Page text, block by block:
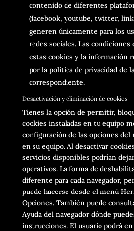
contenido de diferentes
(facebook, youtube, twitter,
generen únicamente para los
redes sociales. Las condiciones
estas cookies y la información
por la política de privacidad de
correspondiente.
Desactivación y eliminación de cookies
Tienes la opción de permitir,
cookies instaladas en tu equipo
configuración de las opciones del
en su equipo. Al desactivar
servicios disponibles podrían
operativos. La forma de
diferente para cada navegador,
puede hacerse desde el menú
Opciones. También puede
Ayuda del navegador dónde
instrucciones. El usuario podrá